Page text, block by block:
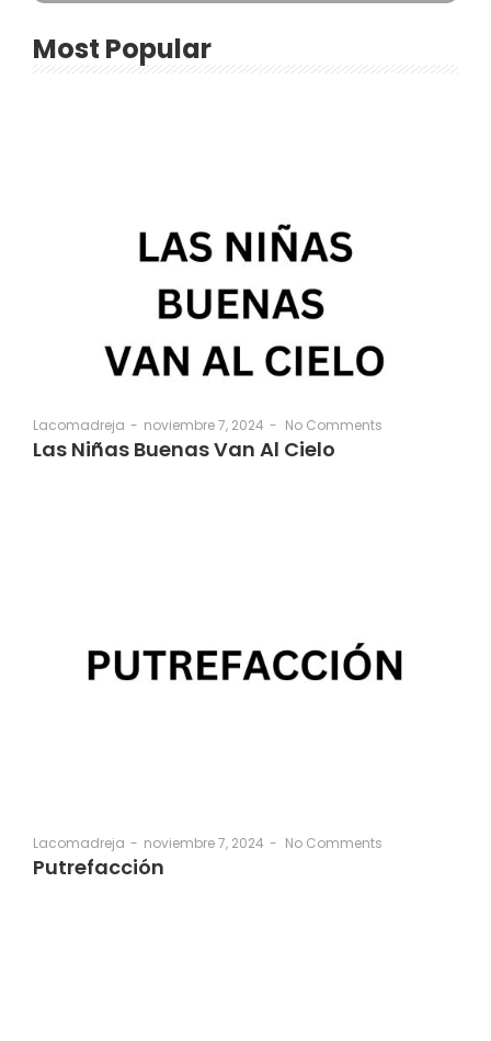
Most Popular
Lacomadreja - noviembre 7, 2024 - No Comments
Las Niñas Buenas Van Al Cielo
Lacomadreja - noviembre 7, 2024 - No Comments
Putrefacción